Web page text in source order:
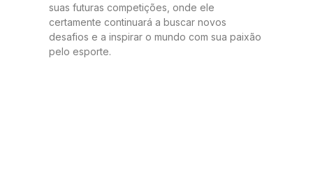
suas futuras competições, onde ele
certamente continuará a buscar novos
desafios e a inspirar o mundo com sua paixão
pelo esporte.